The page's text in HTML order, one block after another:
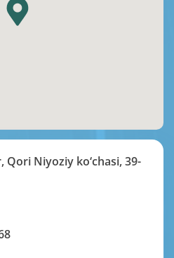
Qori Niyoziy ko‘chasi, 39-